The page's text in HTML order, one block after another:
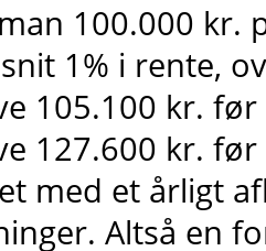
100.000 kr.
1% i rente,
105.100 kr.
127.600 kr.
med et årligt
Altså en